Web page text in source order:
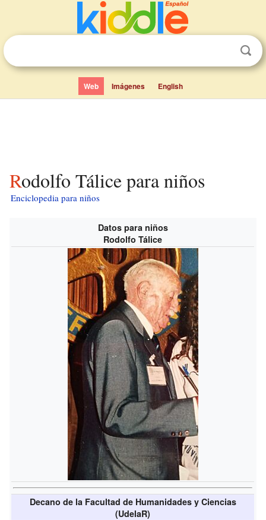
Web Imágenes English
Rodolfo Tálice para niños
Enciclopedia para niños
Datos para niños
Rodolfo Tálice
Decano de la Facultad de Humanidades y Ciencias
(UdelaR)